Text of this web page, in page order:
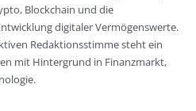
Blockchain und die
digitaler Vermögenswerte.
Redaktionsstimme steht ein
mit Hintergrund in Finanzmarkt,